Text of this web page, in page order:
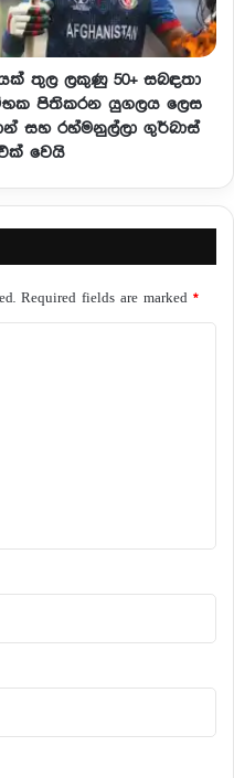
තුල ලකුණු 50+ සබඳතා
පිතිකරන යුගලය ලෙස
සහ රහ්මනුල්ලා ගුර්බාස්
වෙයි
Required fields are marked *